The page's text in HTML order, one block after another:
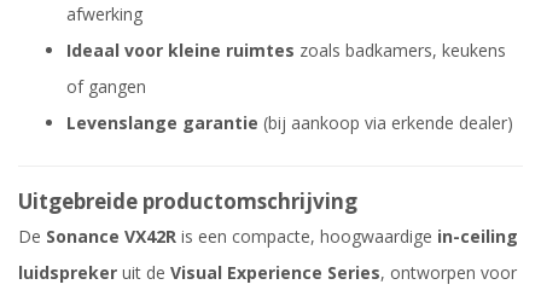
afwerking
Ideaal voor kleine ruimtes zoals badkamers, keukens
of gangen
Levenslange garantie (bij aankoop via erkende dealer)
Uitgebreide productomschrijving
De Sonance VX42R is een compacte, hoogwaardige in-ceiling
luidspreker uit de Visual Experience Series, ontworpen voor